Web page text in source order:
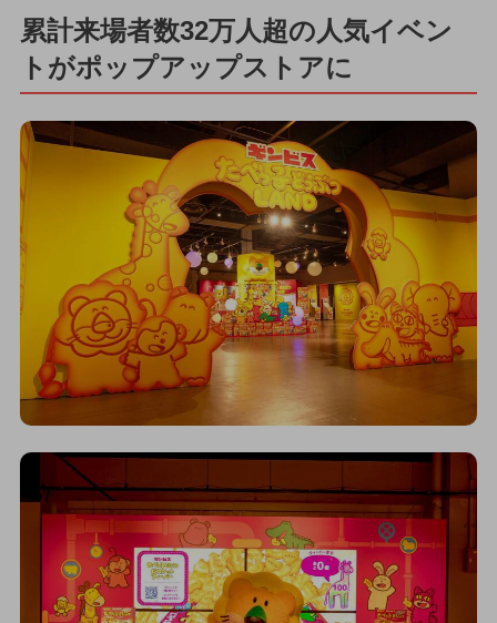
累計来場者数32万人超の人気イベン
トがポップアップストアに